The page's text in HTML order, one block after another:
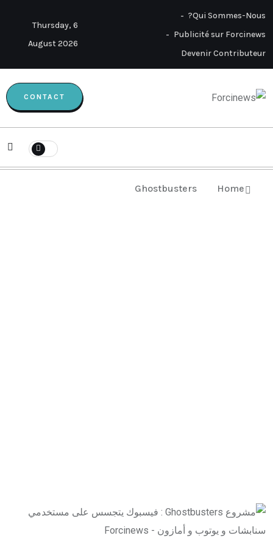
Qui Sommes-Nous?
Publicité sur Forcinews
Devenir Contributeur
Thursday, 6
August 2026
CONTACT
Home
Ghostbusters